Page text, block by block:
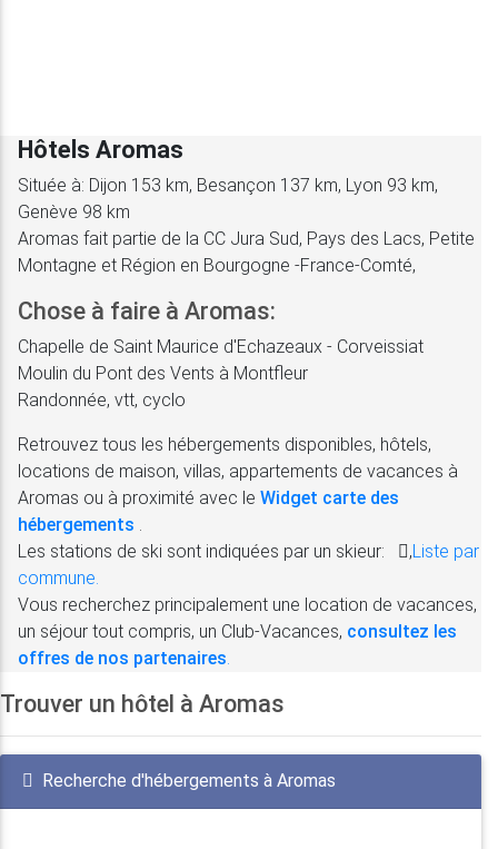
Hôtels Aromas
Située à: Dijon 153 km, Besançon 137 km, Lyon 93 km,
Genève 98 km
Aromas fait partie de la CC Jura Sud, Pays des Lacs, Petite
Montagne et Région en Bourgogne -France-Comté,
Chose à faire à Aromas:
Chapelle de Saint Maurice d'Echazeaux - Corveissiat
Moulin du Pont des Vents à Montfleur
Randonnée, vtt, cyclo
Retrouvez tous les hébergements disponibles, hôtels,
locations de maison, villas, appartements de vacances à
Aromas ou à proximité avec le Widget carte des
hébergements
Les stations de ski sont indiquées par un skieur:
,Liste par
commune.
Vous recherchez principalement une location de vacances,
un séjour tout compris, un Club-Vacances, consultez les
offres de nos partenaires
Trouver un hôtel à Aromas
Recherche d'hébergements à Aromas